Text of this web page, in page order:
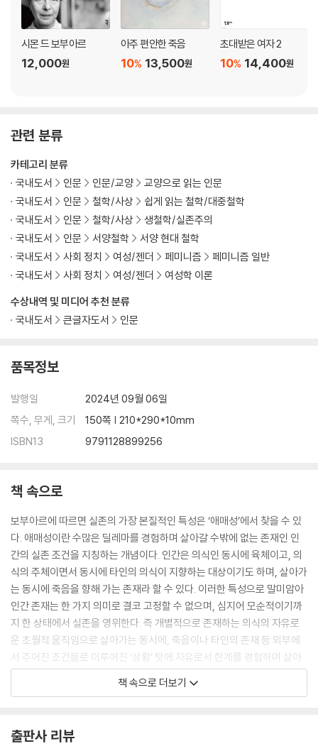
시몬 드 보부아르
12,000원
아주 편안한 죽음
13,500원
10%
초대받은 여자 2
14,400원
10%
관련 분류
수상내역 및 미디어 추천 분류
국내도서
큰글자도서 인문
카테고리 분류
국내도서
인문 인문/교양
교양으로 읽는 인문
국내도서
인문 철학/사상
쉽게 읽는 철학/대중철학
국내도서
인문 철학/사상
생철학/실존주의
국내도서
인문 서양철학
서양 현대 철학
국내도서
사회 정치 여성/젠더 페미니즘
페미니즘 일반
국내도서
사회 정치 여성/젠더 여성학 이론
품목정보
발행일
2024년 09월 06일
쪽수, 무게, 크기
150쪽 | 210*290*10mm
ISBN13
9791128899256
책 속으로
보부아르에 따르면 실존의 가장 본질적인 특성은 ‘애매성’에서 찾을 수 있
다. 애매성이란 수많은 딜레마를 경험하며 살아갈 수밖에 없는 존재인 인
간의 실존 조건을 지칭하는 개념이다. 인간은 의식인 동시에 육체이고, 의
식의 주체이면서 동시에 타인의 의식이 지향하는 대상이기도 하며, 살아가
는 동시에 죽음을 향해 가는 존재라 할 수 있다. 이러한 특성으로 말미암아
인간 존재는 한 가지 의미로 결코 고정할 수 없으며, 심지어 모순적이기까
지 한 상태에서 실존을 영위한다. 즉 개별적으로 존재하는 의식의 자유로
운 초월적 움직임으로 살아가는 동시에, 죽음이나 타인의 존재 등 외부에
서 주어진 조건들로 이루어진 ‘상황’ 탓에 자유로서 한계를 경험하며 살아
갈 수밖에 없다.
연발생적 자유와, 스스로 자유롭길 원하면서 자기 삶을 의미와 가치를 지
책 속으로 더보기
출판사 리뷰